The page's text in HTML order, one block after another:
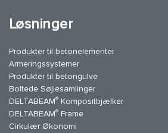
Løsninger
Produkter til betonelementer
Armeringssystemer
Produkter til betongulve
Boltede Søjlesamlinger
DELTABEAM® Kompositbjælker
DELTABEAM® Frame
Cirkulær Økonomi